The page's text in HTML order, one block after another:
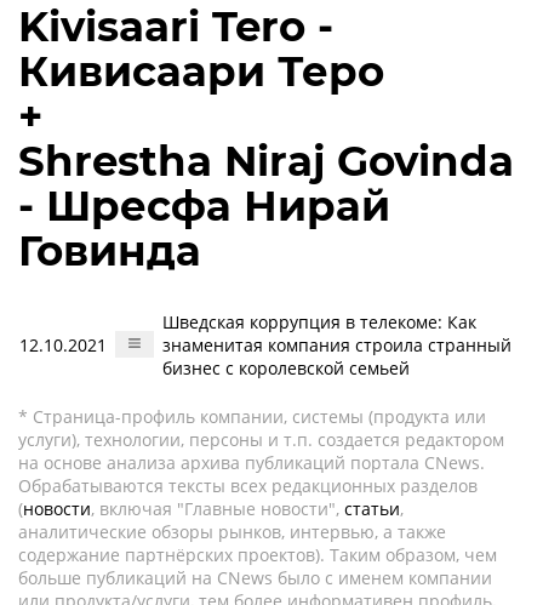
Kivisaari Tero -
Кивисаари Теро
+
Shrestha Niraj Govinda
- Шресфа Нирай
Говинда
12.10.2021
Шведская коррупция в телекоме: Как
знаменитая компания строила странный
бизнес с королевской семьей
* Страница-профиль компании, системы (продукта или
услуги), технологии, персоны и т.п. создается редактором
на основе анализа архива публикаций портала CNews.
Обрабатываются тексты всех редакционных разделов
(новости, включая "Главные новости", статьи,
аналитические обзоры рынков, интервью, а также
содержание партнёрских проектов). Таким образом, чем
больше публикаций на CNews было с именем компании